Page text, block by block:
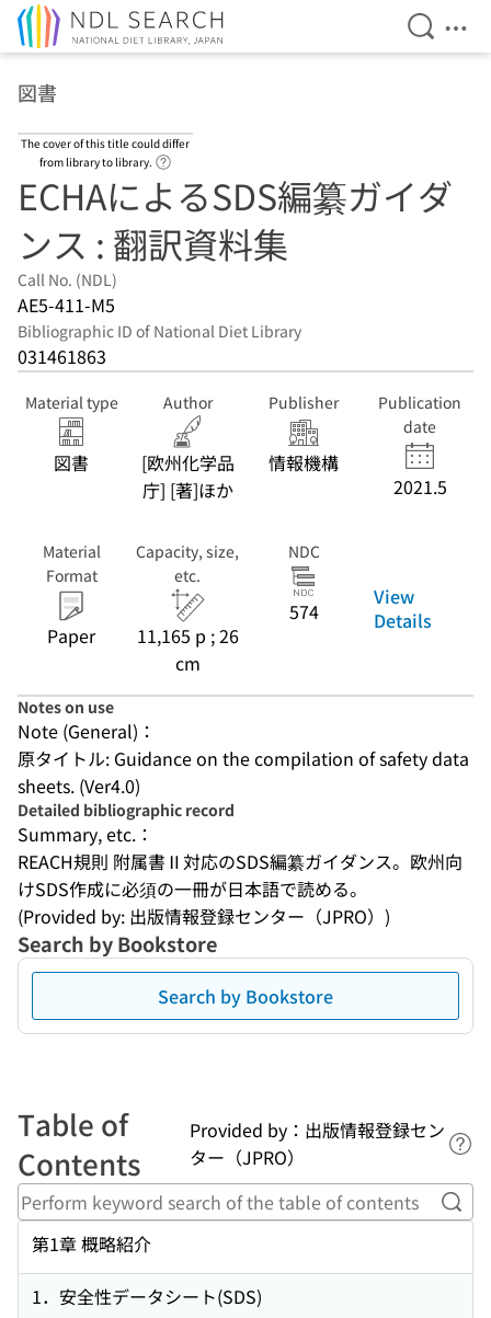
Open
図書
The cover of this title could differ
from library to library.
ECHAによるSDS編纂ガイダ
ンス : 翻訳資料集
Call No. (NDL)
AE5-411-M5
Bibliographic ID of National Diet Library
031461863
Material type
図書
Author
[欧州化学品
庁] [著]ほか
Publisher
情報機構
Publication
date
2021.5
Material
Format
Paper
Capacity, size,
etc.
11,165 p ; 26
cm
NDC
574
View
Details
Notes on use
Note (General)：
原タイトル: Guidance on the compilation of safety data
sheets. (Ver4.0)
Detailed bibliographic record
Summary, etc.：
REACH規則 附属書Ⅱ対応のSDS編纂ガイダンス。欧州向
けSDS作成に必須の一冊が日本語で読める。
(Provided by: 出版情報登録センター（JPRO）)
Search by Bookstore
Search by Bookstore
Table of
Contents
Provided by：出版情報登録セン
ター（JPRO）
第1章 概略紹介
1．安全性データシート(SDS)